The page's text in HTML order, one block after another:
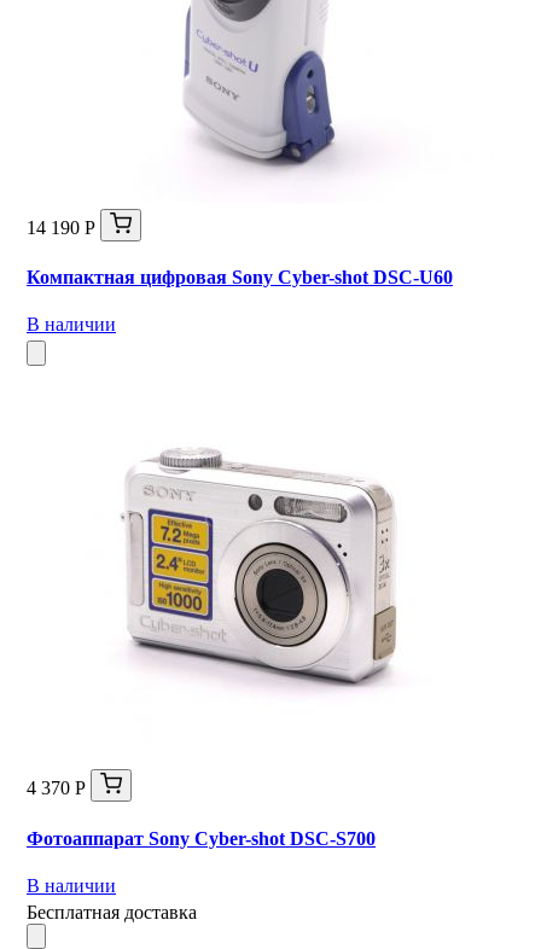
14 190 Р
Компактная цифровая Sony Cyber-shot DSC-U60
В наличии
4 370 Р
Фотоаппарат Sony Cyber-shot DSC-S700
В наличии
Бесплатная доставка